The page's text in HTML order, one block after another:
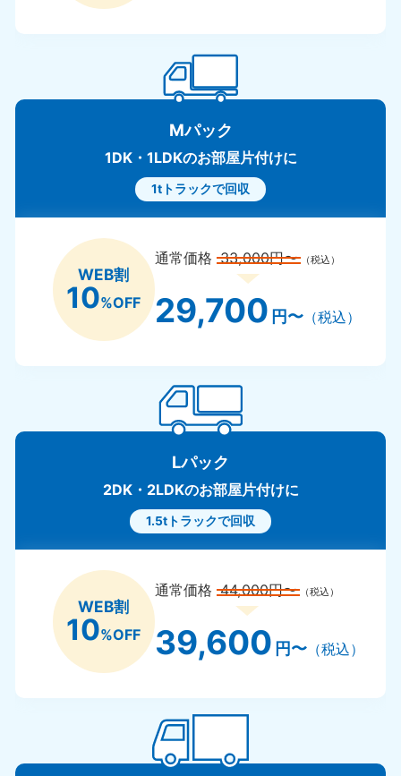
Mパック
1DK・1LDKのお部屋片付けに
1tトラックで回収
WEB割
10%OFF
通常価格33,000円〜 （税込）
29,700 円〜（税込）
Lパック
2DK・2LDKのお部屋片付けに
1.5tトラックで回収
WEB割
10%OFF
通常価格44,000円〜 （税込）
39,600 円〜（税込）